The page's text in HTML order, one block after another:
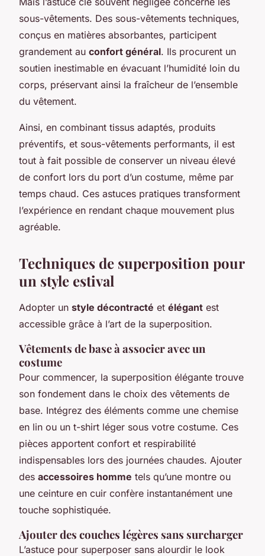
sous-vêtements. Des sous-vêtements techniques,
conçus en matières absorbantes, participent
grandement au confort général. Ils procurent un
soutien inestimable en évacuant l’humidité loin du
corps, préservant ainsi la fraîcheur de l’ensemble
du vêtement.
Ainsi, en combinant tissus adaptés, produits
préventifs, et sous-vêtements performants, il est
tout à fait possible de conserver un niveau élevé
de confort lors du port d’un costume, même par
temps chaud. Ces astuces pratiques transforment
l’expérience en rendant chaque mouvement plus
agréable.
Techniques de superposition pour
un style estival
Adopter un style décontracté et élégant est
accessible grâce à l’art de la superposition.
Vêtements de base à associer avec un
costume
Pour commencer, la superposition élégante trouve
son fondement dans le choix des vêtements de
base. Intégrez des éléments comme une chemise
en lin ou un t-shirt léger sous votre costume. Ces
pièces apportent confort et respirabilité
indispensables lors des journées chaudes. Ajouter
des accessoires homme tels qu’une montre ou
une ceinture en cuir confère instantanément une
touche sophistiquée.
Ajouter des couches légères sans surcharger
L’astuce pour superposer sans alourdir le look